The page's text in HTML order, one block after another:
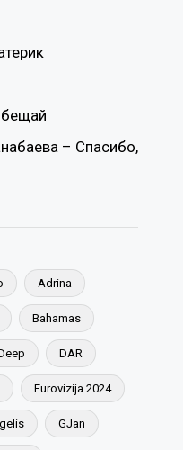
– Спасибо,
Adrina
Bahamas
DAR
Eurovizija 2024
GJan